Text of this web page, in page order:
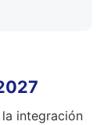
integración